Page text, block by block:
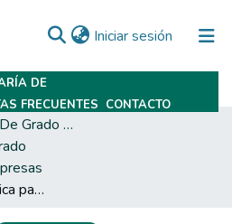
Iniciar sesión (current)
DE
FRECUENTES CONTACTO
Trabajos Finales De Grado Y Posgrado
Planificación Estratégica para Sauco S.A. - Grupo Meta